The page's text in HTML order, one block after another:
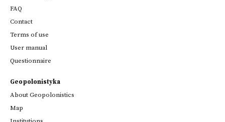
FAQ
Contact
Terms of use
User manual
Questionnaire
Geopolonistyka
About Geopolonistics
Map